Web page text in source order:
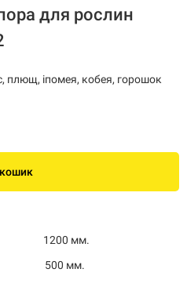
для рослин
плющ, іпомея, кобея, горошок
1200 мм.
500 мм.